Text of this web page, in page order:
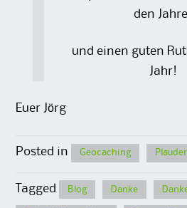
den
und einen guten
Jahr!
Euer Jörg
Posted in Geocaching
Tagged Blog Danke